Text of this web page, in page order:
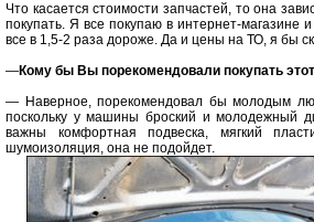
Что касается стоимости запчастей, то она
покупать. Я все покупаю в интернет-магазине
все в 1,5-2 раза дороже. Да и цены на ТО, я бы
—Кому бы Вы порекомендовали покупать
— Наверное, порекомендовал бы молодым
поскольку у машины броский и молодежный
важны комфортная подвеска, мягкий
шумоизоляция, она не подойдет.